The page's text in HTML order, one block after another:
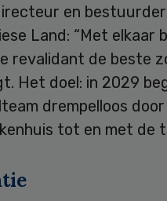
en
Land: “Met elkaar
revalidant de beste
Het doel: in 2029
drempelloos
tot en met de